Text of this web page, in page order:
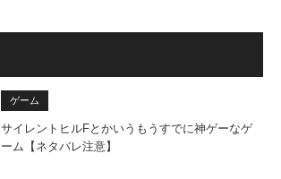
ゲーム
サイレントヒルFとかいうもうすでに神ゲーなゲ
ーム【ネタバレ注意】